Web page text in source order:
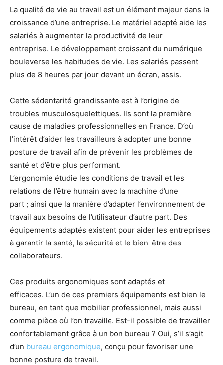
La qualité de vie au travail est un élément majeur dans la
croissance d’une entreprise. Le matériel adapté aide les
salariés à augmenter la productivité de leur
entreprise. Le développement croissant du numérique
bouleverse les habitudes de vie. Les salariés passent
plus de 8 heures par jour devant un écran, assis.
Cette sédentarité grandissante est à l’origine de
troubles musculosquelettiques. Ils sont la première
cause de maladies professionnelles en France. D’où
l’intérêt d’aider les travailleurs à adopter une bonne
posture de travail afin de prévenir les problèmes de
santé et d’être plus performant.
L’ergonomie étudie les conditions de travail et les
relations de l’être humain avec la machine d’une
part ; ainsi que la manière d’adapter l’environnement de
travail aux besoins de l’utilisateur d’autre part. Des
équipements adaptés existent pour aider les entreprises
à garantir la santé, la sécurité et le bien-être des
collaborateurs.
Ces produits ergonomiques sont adaptés et
efficaces. L’un de ces premiers équipements est bien le
bureau, en tant que mobilier professionnel, mais aussi
comme pièce où l’on travaille. Est-il possible de travailler
confortablement grâce à un bon bureau ? Oui, s’il s’agit
d’un bureau ergonomique, conçu pour favoriser une
bonne posture de travail.